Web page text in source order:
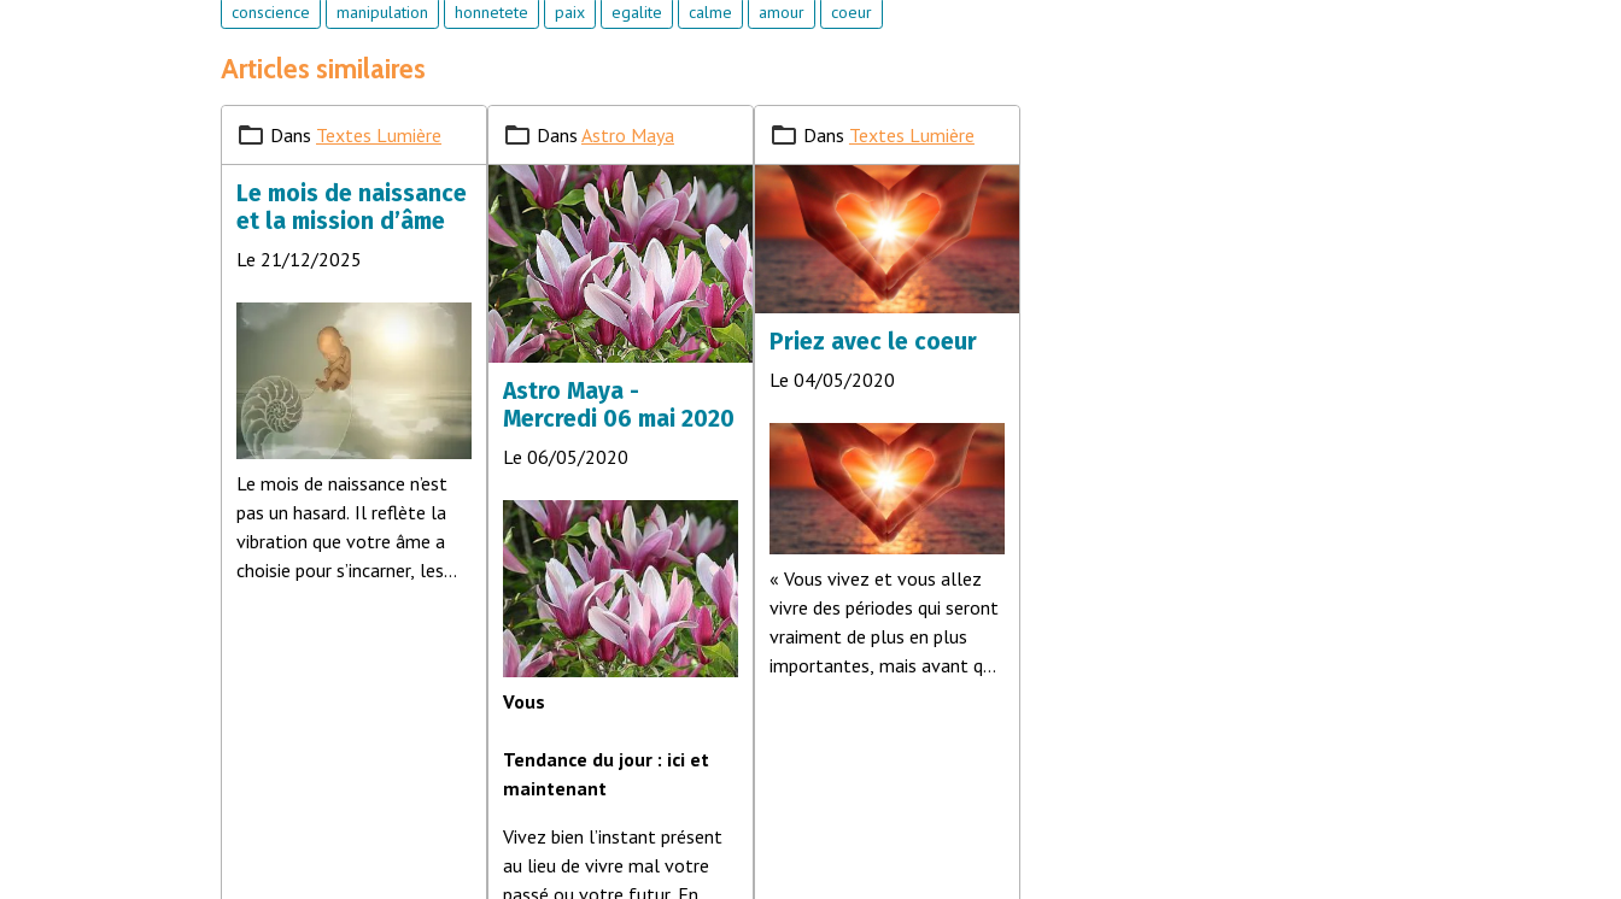
conscience manipulation honnetete paix egalite calme amour coeur
Articles similaires
Dans Textes Lumière
Le mois de naissance
et la mission d’âme
Le 21/12/2025
Le mois de naissance n’est
pas un hasard. Il reflète la
vibration que votre âme a
choisie pour s’incarner, les
Dans Astro Maya
Astro Maya -
Mercredi 06 mai 2020
Le 06/05/2020
Vous
Tendance du jour : ici et
maintenant
Vivez bien l’instant présent
au lieu de vivre mal votre
passé ou votre futur. En
Dans Textes Lumière
Priez avec le coeur
Le 04/05/2020
« Vous vivez et vous allez
vivre des périodes qui seront
vraiment de plus en plus
importantes, mais avant que